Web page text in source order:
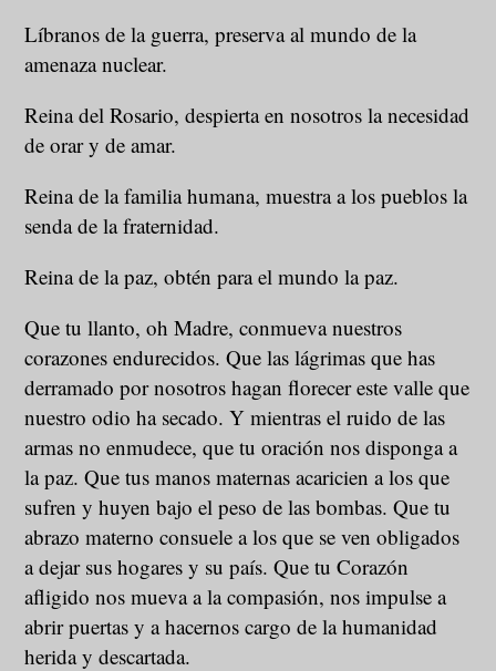
Líbranos de la guerra, preserva al mundo de la
amenaza nuclear.
Reina del Rosario, despierta en nosotros la necesidad
de orar y de amar.
Reina de la familia humana, muestra a los pueblos la
senda de la fraternidad.
Reina de la paz, obtén para el mundo la paz.
Que tu llanto, oh Madre, conmueva nuestros
corazones endurecidos. Que las lágrimas que has
derramado por nosotros hagan florecer este valle que
nuestro odio ha secado. Y mientras el ruido de las
armas no enmudece, que tu oración nos disponga a
la paz. Que tus manos maternas acaricien a los que
sufren y huyen bajo el peso de las bombas. Que tu
abrazo materno consuele a los que se ven obligados
a dejar sus hogares y su país. Que tu Corazón
afligido nos mueva a la compasión, nos impulse a
abrir puertas y a hacernos cargo de la humanidad
herida y descartada.